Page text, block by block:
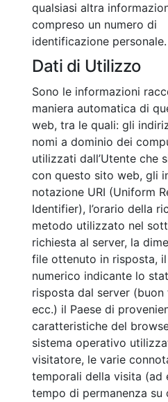
qualsiasi altra
compreso un numero di
identificazione personale.
Dati di Utilizzo
Sono le informazioni
maniera automatica di
web, tra le quali: gli
nomi a dominio dei
utilizzati dall’Utente che
con questo sito web, gli
notazione URI (Uniform
Identifier), l’orario della
metodo utilizzato nel
richiesta al server, la
file ottenuto in risposta,
numerico indicante lo
risposta dal server (buon
ecc.) il Paese di
caratteristiche del
sistema operativo
visitatore, le varie
temporali della visita (ad
tempo di permanenza su